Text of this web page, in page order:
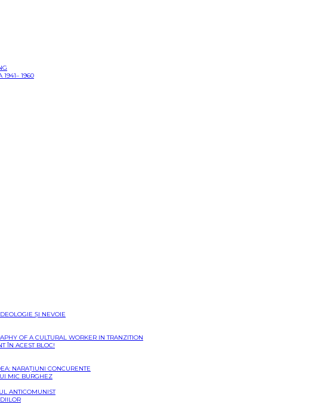
1960
ȘI NEVOIE
OF A CULTURAL WORKER IN TRANZITION
ÎN ACEST BLOC!
NARAȚIUNI CONCURENTE
MIC BURGHEZ
ANTICOMUNIST